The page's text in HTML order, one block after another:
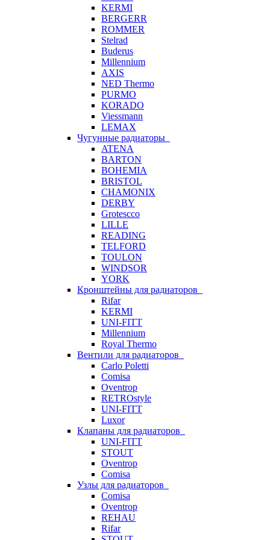
KERMI
BERGERR
ROMMER
Stelrad
Buderus
Millennium
AXIS
NED Thermo
PURMO
KORADO
Viessmann
LEMAX
Чугунные радиаторы
ATENA
BARTON
BOHEMIA
BRISTOL
CHAMONIX
DERBY
Grotescco
LILLE
READING
TELFORD
TOULON
WINDSOR
YORK
Кронштейны для радиаторов
Rifar
KERMI
UNI-FITT
Millennium
Royal Thermo
Вентили для радиаторов
Carlo Poletti
Comisa
Oventrop
RETROstyle
UNI-FITT
Luxor
Клапаны для радиаторов
UNI-FITT
STOUT
Oventrop
Comisa
Узлы для радиаторов
Comisa
Oventrop
REHAU
Rifar